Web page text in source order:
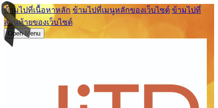
ข้ามไปที่เนื้อหาหลัก ข้ามไปที่เมนูหลักของเว็บไซต์ ข้ามไปที่
ส่วนท้ายของเว็บไซต์
Open Menu